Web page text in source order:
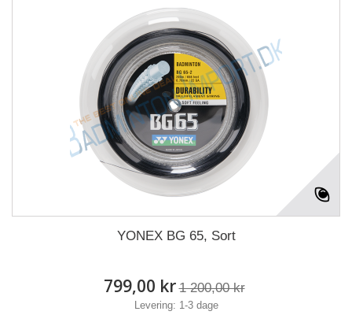
YONEX BG 65, Sort
799,00 kr 1 200,00 kr
Levering: 1-3 dage